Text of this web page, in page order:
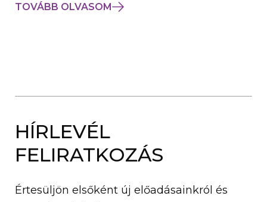
TOVÁBB OLVASOM
HÍRLEVÉL
FELIRATKOZÁS
Értesüljön elsőként új előadásainkról és